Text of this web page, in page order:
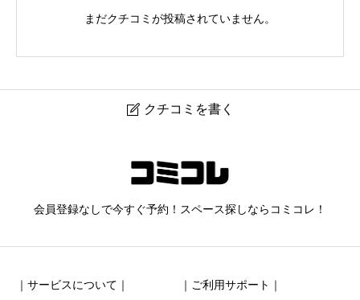
まだクチコミが投稿されていません。
 クチコミを書く
ニックネーム 任意
会員登録なしで今すぐ予約！スペース探しならコミコレ！
｜サービスについて｜ ｜ご利用サポート｜